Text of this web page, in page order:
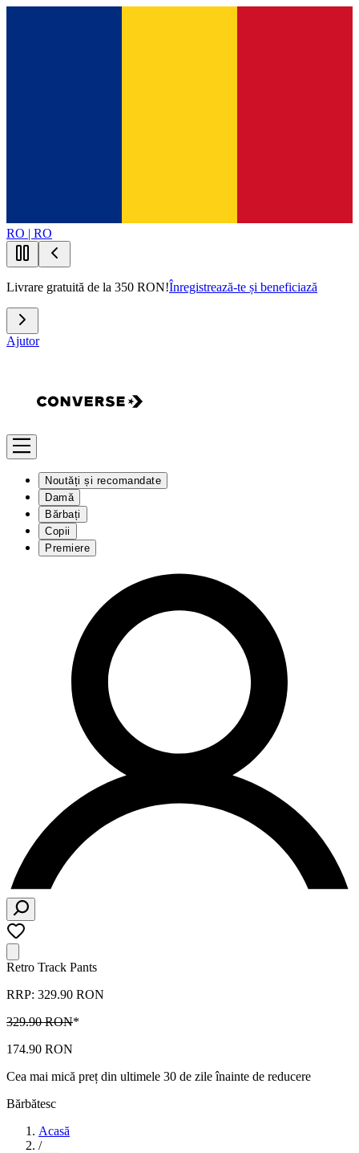
RO | RO
Livrare gratuită de la 350 RON!Înregistrează-te și beneficiază
Ajutor
Noutăți și recomandate
Damă
Bărbați
Copii
Premiere
Retro Track Pants
RRP: 329.90 RON
329.90 RON*
174.90 RON
Cea mai mică preț din ultimele 30 de zile înainte de reducere
Bărbătesc
Acasă
/